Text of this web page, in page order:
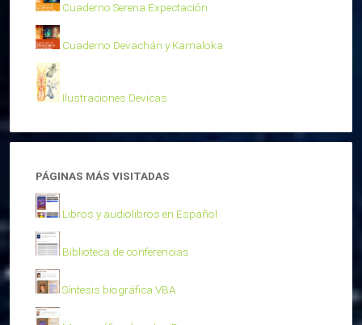
Cuaderno Serena Expectación
Cuaderno Devachán y Kamaloka
Ilustraciones Devicas
PÁGINAS MÁS VISITADAS
Libros y audiolibros en Español
Biblioteca de conferencias
Síntesis biográfica VBA